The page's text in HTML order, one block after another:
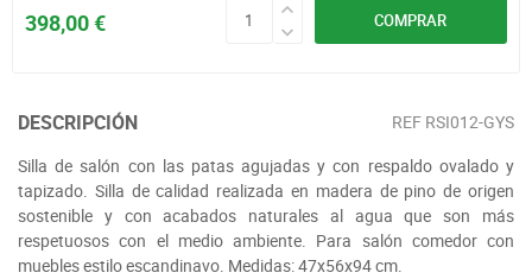
COMPRAR
398,00 €
DESCRIPCIÓN REF RSI012-GYS
Silla de salón con las patas agujadas y con respaldo ovalado y
tapizado. Silla de calidad realizada en madera de pino de origen
sostenible y con acabados naturales al agua que son más
respetuosos con el medio ambiente. Para salón comedor con
muebles estilo escandinavo. Medidas: 47x56x94 cm.